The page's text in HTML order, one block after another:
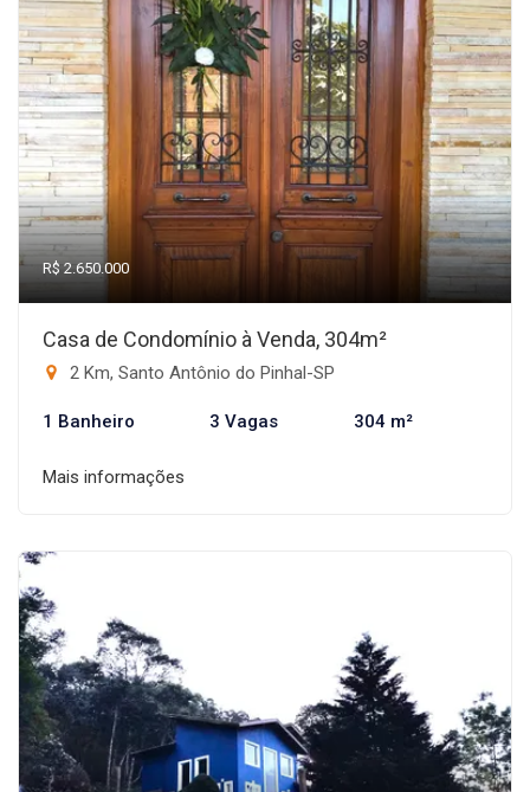
R$ 2.650.000
Casa de Condomínio à Venda, 304m²
2 Km, Santo Antônio do Pinhal-SP
1 Banheiro 3 Vagas 304 m²
Mais informações